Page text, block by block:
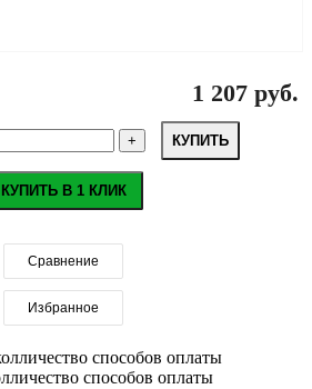
1 207 руб.
КУПИТЬ
КУПИТЬ В 1 КЛИК
Сравнение
Избранное
способов оплаты